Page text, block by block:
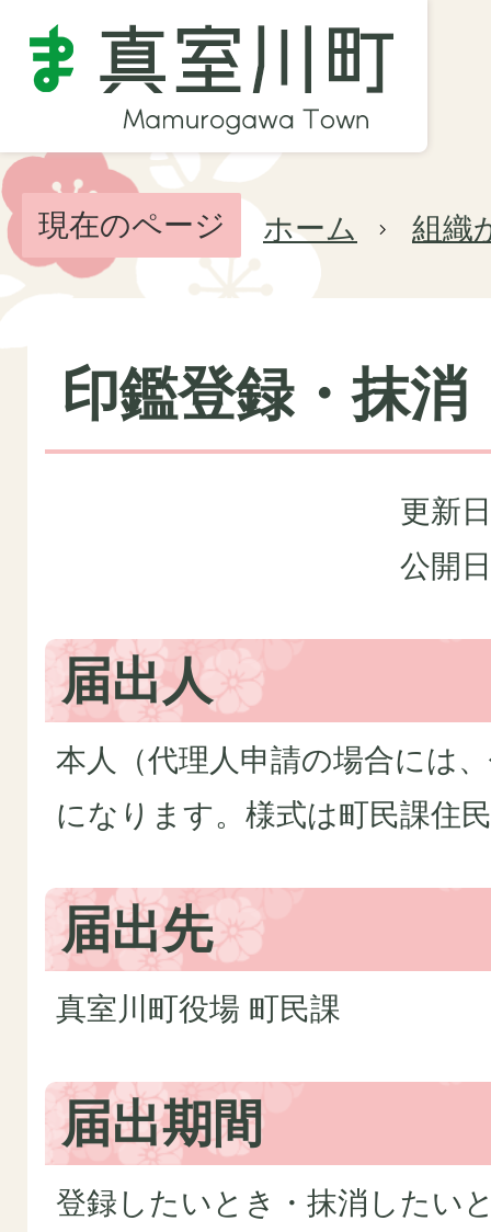
現在のページ ホーム 組織
印鑑登録・抹消
更新
公開
届出人
本人（代理人申請の場合には
になります。様式は町民課住
届出先
真室川町役場 町民課
届出期間
登録したいとき・抹消したい